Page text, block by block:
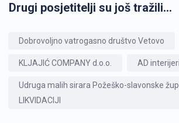
Drugi posjetitelji su još tražili...
Dobrovoljno vatrogasno društvo Vetovo
KLJAJIĆ COMPANY d.o.o. AD
Udruga malih sirara Požeško-slavonske
LIKVIDACIJI